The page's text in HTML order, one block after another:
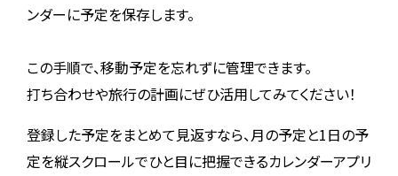
ンダーに予定を保存します。
この手順で、移動予定を忘れずに管理できます。
打ち合わせや旅行の計画にぜひ活用してみてください！
登録した予定をまとめて見返すなら、月の予定と1日の予
定を縦スクロールでひと目に把握できるカレンダーアプリ